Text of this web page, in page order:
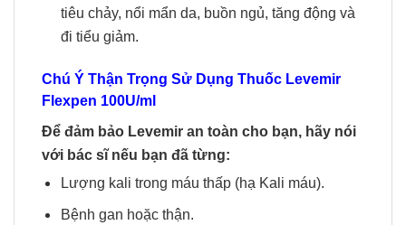
tiêu chảy, nổi mẩn da, buồn ngủ, tăng động và
đi tiểu giảm.
Chú Ý Thận Trọng Sử Dụng Thuốc Levemir
Flexpen 100U/ml
Để đảm bảo Levemir an toàn cho bạn, hãy nói
với bác sĩ nếu bạn đã từng:
Lượng kali trong máu thấp (hạ Kali máu).
Bệnh gan hoặc thận.